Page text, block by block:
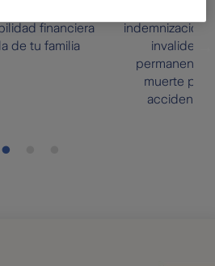
financiera
de tu familia
indemnización
invalidez
permanente o
muerte por
accidente